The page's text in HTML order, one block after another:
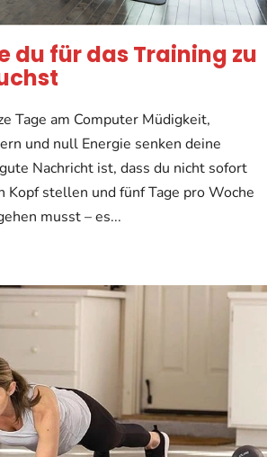
du für das Training zu
Tage am Computer Müdigkeit,
und null Energie senken deine
Nachricht ist, dass du nicht sofort
Kopf stellen und fünf Tage pro Woche
musst – es...